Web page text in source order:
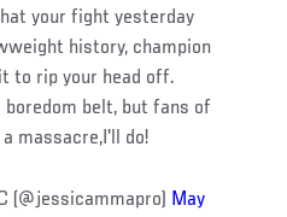
your fight yesterday
history, champion
to rip your head off.
belt, but fans of
massacre,I'll do!
(@jessicammapro) May